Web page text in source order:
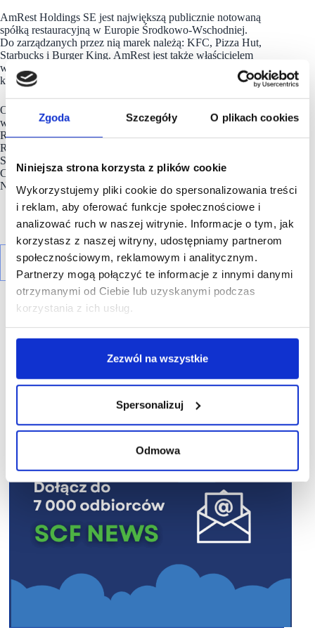
Zgoda Szczegóły O plikach cookies
Niniejsza strona korzysta z plików cookie
Wykorzystujemy pliki cookie do spersonalizowania treści
i reklam, aby oferować funkcje społecznościowe i
analizować ruch w naszej witrynie. Informacje o tym, jak
korzystasz z naszej witryny, udostępniamy partnerom
społecznościowym, reklamowym i analitycznym.
Partnerzy mogą połączyć te informacje z innymi danymi
otrzymanymi od Ciebie lub uzyskanymi podczas
korzystania z ich usług.
Zezwól na wszystkie
Spersonalizuj
Odmowa
AmRest Holdings SE jest największą publicznie notowaną
spółką restauracyjną w Europie Środkowo-Wschodniej.
Do zarządzanych przez nią marek należą: KFC, Pizza Hut,
Starbucks i Burger King. AmRest jest także właścicielem
wyjątkowej marki La Tagliatella oraz dwóch chińskich
konceptów: Blue Frog i KABB.
Obecnie
zarządza ponad 1600 restauracjami
w segmencie restauracji szybkiej obsługi (Quick Service
Restaurants) i restauracji z obsługą kelnerską (Casual Dining
Restaurants) w 16 krajach: Polsce, Czechach, Słowacji,
Słowenii, na Węgrzech, w Bułgarii, Rumunii, Serbii,
Chorwacji, Rosji, Hiszpanii, Portugalii, Francji, Austrii,
Niemczech i Chinach..
R E K L A M A